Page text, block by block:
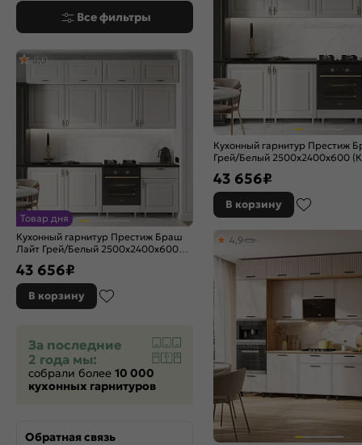
Grey Silkwood
Grey-green In 2S
Light Grey In 2S
Magnum
Nordic Oak
Silky Blue
Silky Light Grey
Silky White
Special Green
Special White
Stormy Silk
Stormy Silkwood
Super White
White In 2S
White Silk
White Silkwood
Wotan Oak 2S
Все фильтры
Товар дня
Кухонный гарнитур Престиж Браш
Лайт Грей/Белый 2500x2400x600
5,0
43 656₽
В корзину
За последние
2 года мы:
собрали более 10 000
кухонных гарнитуров
Обратная связь
Кухонный гарнитур Престиж
Грей/Белый 2500x2400x600
43 656₽
В корзину
4,9